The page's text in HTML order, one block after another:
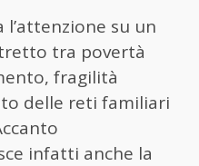
l’attenzione su un
tra povertà
fragilità
delle reti familiari
infatti anche la